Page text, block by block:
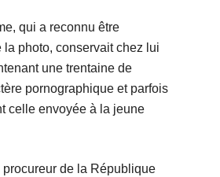
qui a reconnu être
la photo, conservait chez lui
une trentaine de
pornographique et parfois
celle envoyée à la jeune
procureur de la République